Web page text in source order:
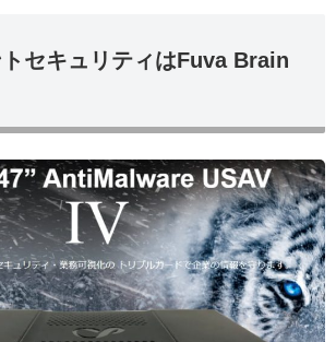
セキュリティはFuva Brain